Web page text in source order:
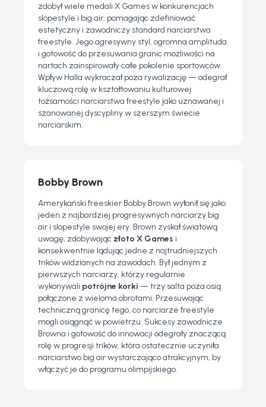
zdobył wiele medali X Games w konkurencjach
slopestyle i big air, pomagając zdefiniować
estetyczny i zawodniczy standard narciarstwa
freestyle. Jego agresywny styl, ogromna amplituda
i gotowość do przesuwania granic możliwości na
nartach zainspirowały całe pokolenie sportowców.
Wpływ Halla wykraczał poza rywalizację — odegrał
kluczową rolę w kształtowaniu kulturowej
tożsamości narciarstwa freestyle jako uznawanej i
szanowanej dyscypliny w szerszym świecie
narciarskim.
Bobby Brown
Amerykański freeskier Bobby Brown wyłonił się jako
jeden z najbardziej progresywnych narciarzy big
air i slopestyle swojej ery. Brown zyskał światową
uwagę, zdobywając złoto X Games i
konsekwentnie lądując jedne z najtrudniejszych
trików widzianych na zawodach. Był jednym z
pierwszych narciarzy, którzy regularnie
wykonywali potrójne korki — trzy salta poza osią
połączone z wieloma obrotami. Przesuwając
techniczną granicę tego, co narciarze freestyle
mogli osiągnąć w powietrzu. Sukcesy zawodnicze
Browna i gotowość do innowacji odegrały znaczącą
rolę w progresji trików, która ostatecznie uczyniła
narciarstwo big air wystarczająco atrakcyjnym, by
włączyć je do programu olimpijskiego.